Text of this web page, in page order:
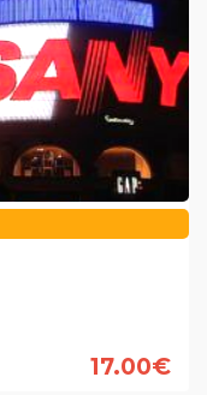
17.00€